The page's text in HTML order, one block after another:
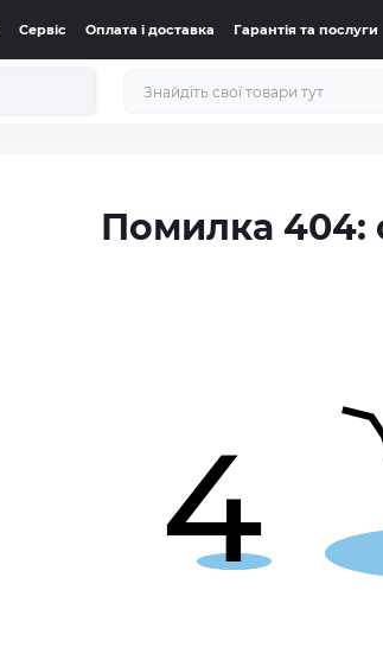
Сервіс Оплата і доставка Гарантія та послуги
Помилка 404: